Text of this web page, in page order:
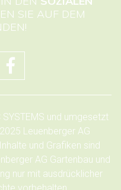
SIE AUF DEM
SYSTEMS und umgesetzt
Leuenberger AG
und Grafiken sind
AG Gartenbau und
nur mit ausdrücklicher